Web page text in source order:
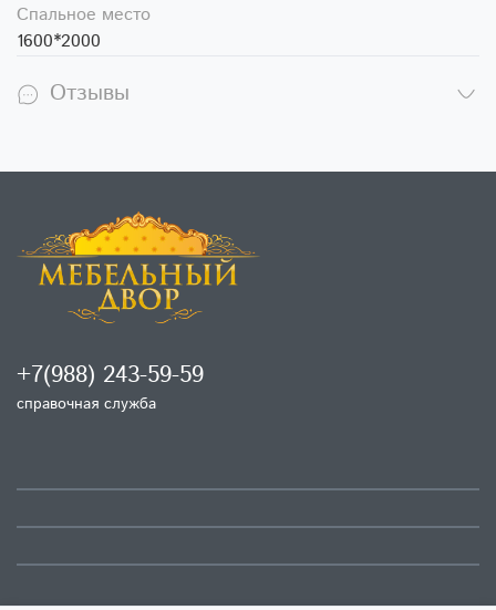
Спальное место
1600*2000
Отзывы
+7(988) 243-59-59
справочная служба